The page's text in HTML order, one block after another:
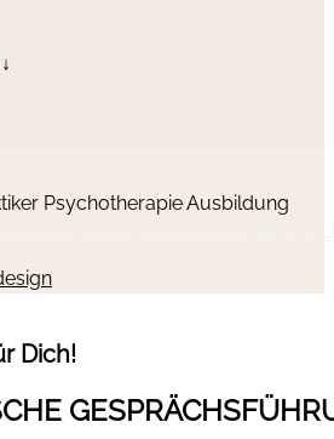
Psychotherapie Ausbildung
Dich!